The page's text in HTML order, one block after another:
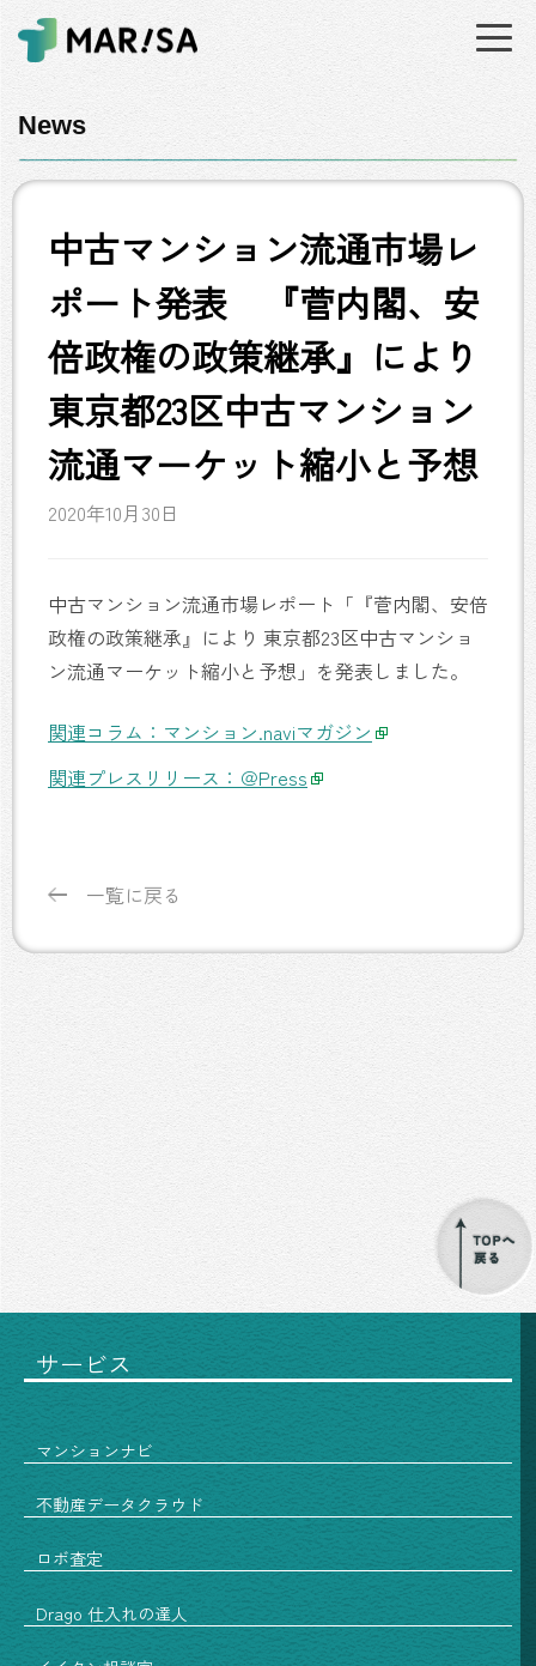
News
中古マンション流通市場レ
ポート発表 『菅内閣、安
倍政権の政策継承』により
東京都23区中古マンション
流通マーケット縮小と予想
2020年10月30日
中古マンション流通市場レポート「『菅内閣、安倍
政権の政策継承』により 東京都23区中古マンショ
ン流通マーケット縮小と予想」を発表しました。
関連コラム：マンション.naviマガジン
関連プレスリリース：＠Press
一覧に戻る
サービス
マンションナビ
不動産データクラウド
ロボ査定
Drago 仕入れの達人